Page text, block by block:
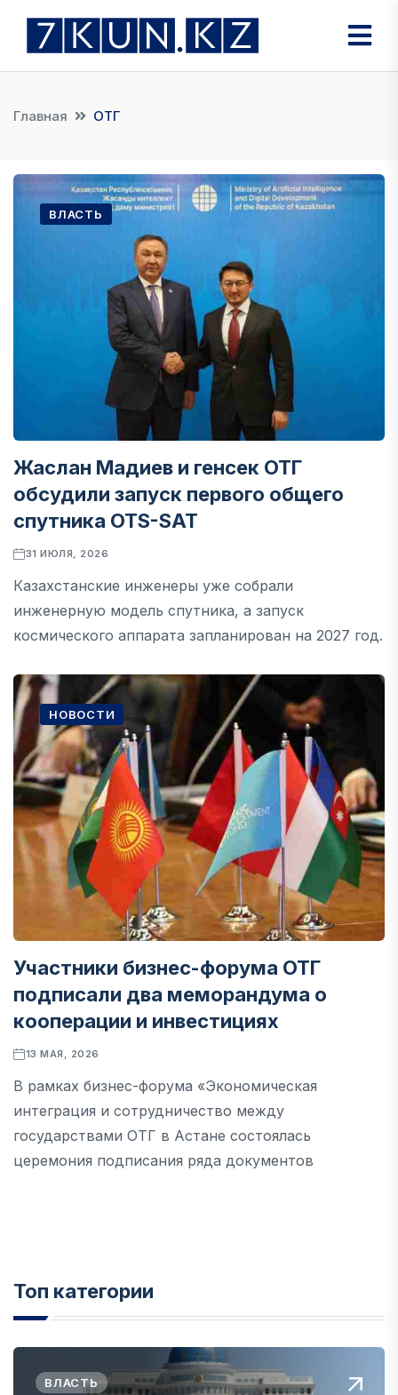
Главная ОТГ
ВЛАСТЬ
Жаслан Мадиев и генсек ОТГ
обсудили запуск первого общего
спутника OTS-SAT
31 ИЮЛЯ, 2026
Казахстанские инженеры уже собрали
инженерную модель спутника, а запуск
космического аппарата запланирован на 2027 год.
НОВОСТИ
Участники бизнес-форума ОТГ
подписали два меморандума о
кооперации и инвестициях
13 МАЯ, 2026
В рамках бизнес-форума «Экономическая
интеграция и сотрудничество между
государствами ОТГ в Астане состоялась
церемония подписания ряда документов
Топ категории
ВЛАСТЬ